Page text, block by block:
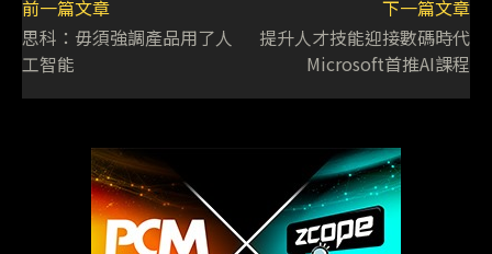
前一篇文章
思科：毋須強調產品用了人
工智能
下一篇文章
提升人才技能迎接數碼時代
Microsoft首推AI課程